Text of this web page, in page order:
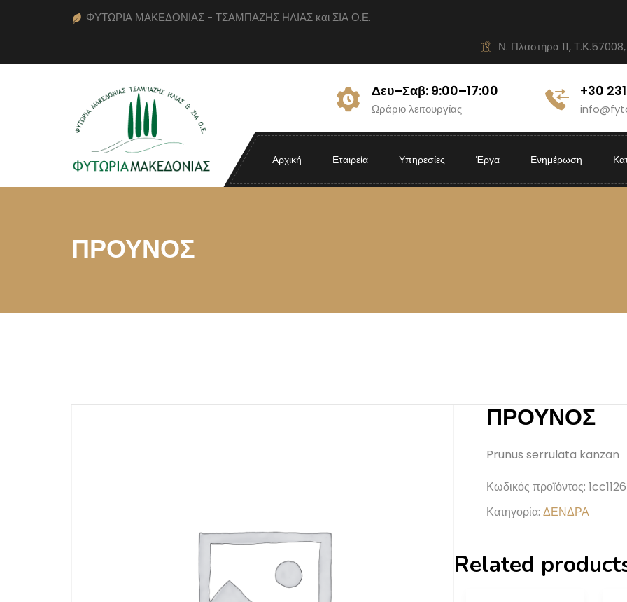
ΦΥΤΩΡΙΑ ΜΑΚΕΔΟΝΙΑΣ - ΤΣΑΜΠΑΖΗΣ ΗΛΙΑΣ και ΣΙΑ Ο.Ε.
Ν. Πλαστήρα 11,
Δευ–Σαβ: 9:00–17:00
Ωράριο λειτουργίας
+30
Αρχική Εταιρεία Υπηρεσίες Έργα Ενημέρωση
ΠΡΟΥΝΟΣ
ΠΡΟΥΝΟΣ
Prunus serrulata kanzan
Κωδικός προϊόντος:
Κατηγορία: ΔΕΝΔΡΑ
Related